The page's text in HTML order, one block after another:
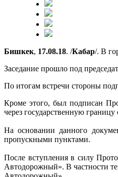
Бишкек, 17.08.18. /Кабар/. В
Заседание прошло под
По итогам встречи стороны
Кроме этого, был подписан
через государственную границу
На основании данного
пропускными пунктами.
После вступления в силу
Автодорожный». В частности